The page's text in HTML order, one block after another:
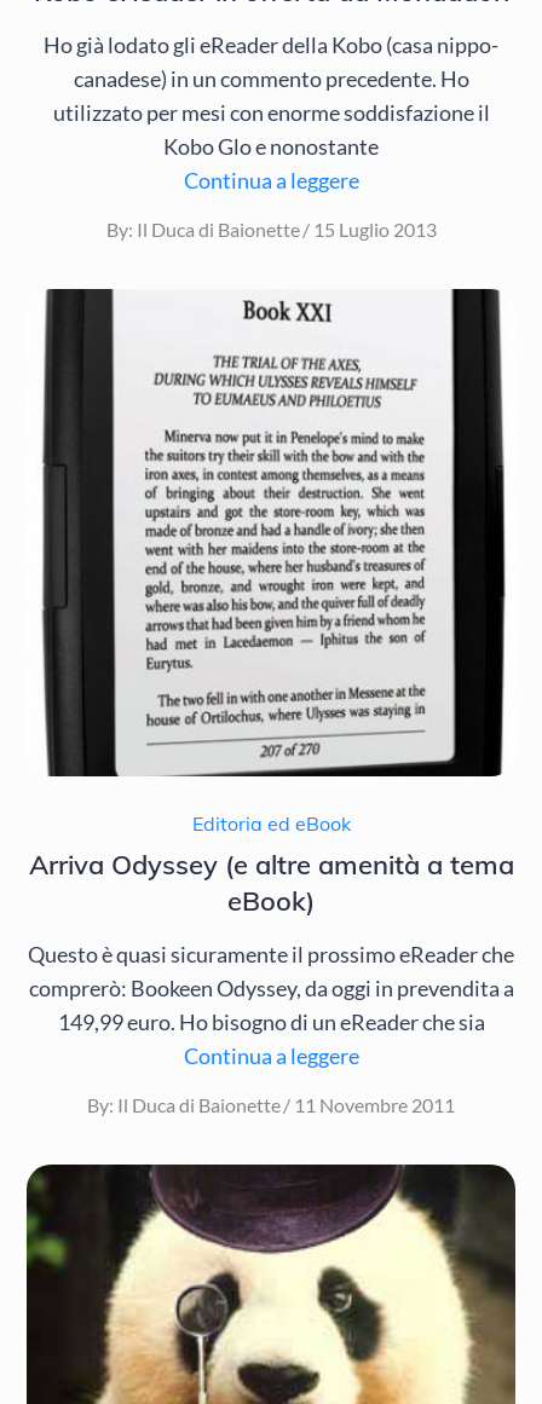
Ho già lodato gli eReader della Kobo (casa nippo-
canadese) in un commento precedente. Ho
utilizzato per mesi con enorme soddisfazione il
Kobo Glo e nonostante
Continua a leggere
By: Il Duca di Baionette
Posted
15 Luglio 2013
Editoria ed eBook
Arriva Odyssey (e altre amenità a tema
eBook)
Questo è quasi sicuramente il prossimo eReader che
comprerò: Bookeen Odyssey, da oggi in prevendita a
149,99 euro. Ho bisogno di un eReader che sia
Continua a leggere
By: Il Duca di Baionette
Posted
11 Novembre 2011